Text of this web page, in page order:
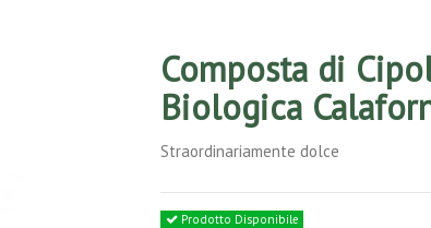
Composta di
Biologica
Straordinariamente dolce
Prodotto Disponibile